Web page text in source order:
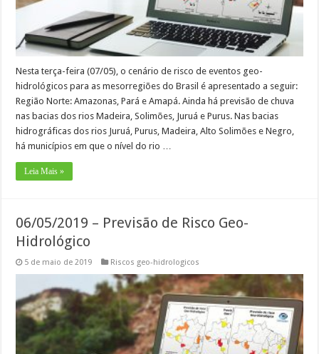
Nesta terça-feira (07/05), o cenário de risco de eventos geo-
hidrológicos para as mesorregiões do Brasil é apresentado a seguir:
Região Norte: Amazonas, Pará e Amapá. Ainda há previsão de chuva
nas bacias dos rios Madeira, Solimões, Juruá e Purus. Nas bacias
hidrográficas dos rios Juruá, Purus, Madeira, Alto Solimões e Negro,
há municípios em que o nível do rio …
Leia Mais »
06/05/2019 – Previsão de Risco Geo-
Hidrológico
5 de maio de 2019 Riscos geo-hidrologicos